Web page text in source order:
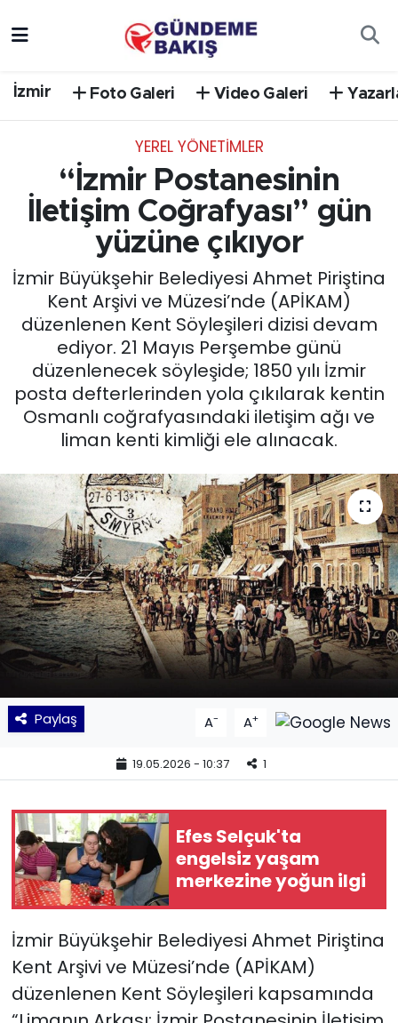
İzmir Foto Galeri Video Galeri
YEREL YÖNETİMLER
“İzmir Postanesinin
İletişim Coğrafyası” gün
yüzüne çıkıyor
İzmir Büyükşehir Belediyesi Ahmet Piriştina
Kent Arşivi ve Müzesi’nde (APİKAM)
düzenlenen Kent Söyleşileri dizisi devam
ediyor. 21 Mayıs Perşembe günü
düzenlenecek söyleşide; 1850 yılı İzmir
posta defterlerinden yola çıkılarak kentin
Osmanlı coğrafyasındaki iletişim ağı ve
liman kenti kimliği ele alınacak.
Paylaş A- A+
19.05.2026 - 10:37 1
Efes Selçuk'ta
engelsiz yaşam
merkezine yoğun ilgi
İzmir Büyükşehir Belediyesi Ahmet Piriştina
Kent Arşivi ve Müzesi’nde (APİKAM)
düzenlenen Kent Söyleşileri kapsamında
DÜNYA
EGE
EĞİTİM
EKONOMİ
English News
GÜNCEL
KÜLTÜR SANAT
MAGAZİN
POLİTİKA
SAĞLIK
Siyaset
SPOR
TEKNOLOJİ
YEREL YÖNETİMLER
Yurt
Trafik Durumu
Süper Lig Puan Durumu ve Fikstür
Tüm Manşetler
Son Dakika Haberleri
Haber Arşivi